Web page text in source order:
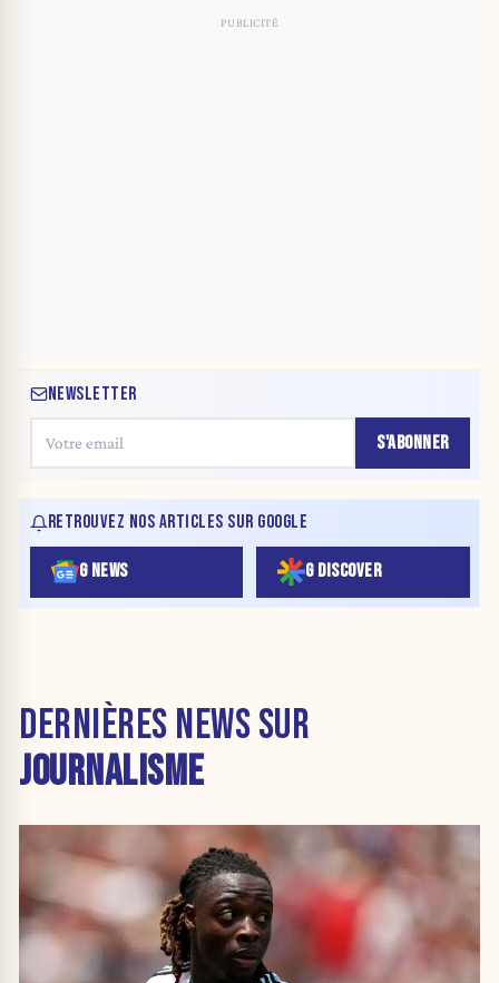
NEWSLETTER
S'ABONNER
RETROUVEZ NOS ARTICLES SUR GOOGLE
G NEWS G DISCOVER
DERNIÈRES NEWS SUR
JOURNALISME